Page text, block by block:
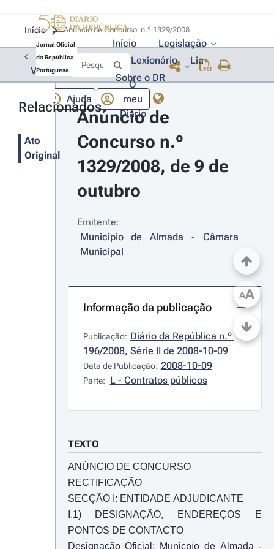
Jornal Oficial
da República
Portuguesa
Início
Legislação
Lexionário
Lia
Sobre o DR
Ajuda
O
meu
Diário
Início
Voltar
Relacionados
Ato
Original
Anúncio de
Concurso n.º
1329/2008, de 9 de
outubro
Emitente:
Município de Almada - Câmara
Municipal
Informação da publicação
Publicação: Diário da República n.º
196/2008, Série II de 2008-10-09
Data de Publicação: 2008-10-09
Parte: L - Contratos públicos
TEXTO
ANÚNCIO DE CONCURSO
RECTIFICAÇÃO
SECÇÃO I: ENTIDADE ADJUDICANTE
I.1) DESIGNAÇÃO, ENDEREÇOS E
PONTOS DE CONTACTO
Designação Oficial: Municpío de Almada -
AA